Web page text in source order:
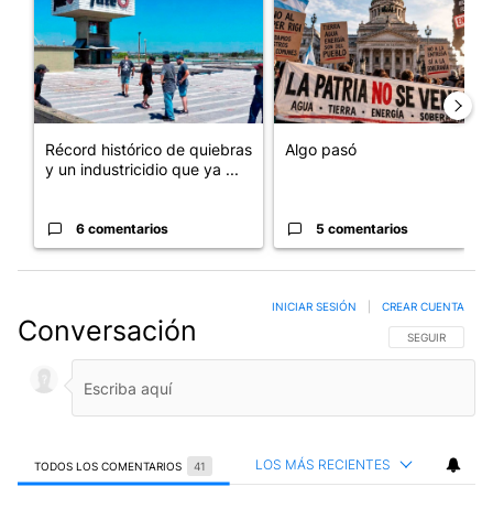
Récord histórico de quiebras
y un industricidio que ya ...
6 comentarios
Algo pasó
5 comentarios
Conversación SIGA ESTA
SEGUIR
INICIAR SESIÓN CREAR CUENTA
TODOS LOS COMENTARIOS 41 LOS MÁS RECIENTES